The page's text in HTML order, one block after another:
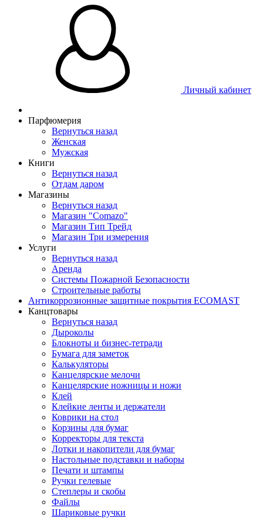
Личный кабинет
Парфюмерия
Вернуться назад
Женская
Мужская
Книги
Вернуться назад
Отдам даром
Магазины
Вернуться назад
Магазин "Comazo"
Магазин Тип Трейд
Магазин Три измерения
Услуги
Вернуться назад
Аренда
Системы Пожарной Безопасности
Строительные работы
Антикоррозионные защитные покрытия ECOMAST
Канцтовары
Вернуться назад
Дыроколы
Блокноты и бизнес-тетради
Бумага для заметок
Калькуляторы
Канцелярские мелочи
Канцелярские ножницы и ножи
Клей
Клейкие ленты и держатели
Коврики на стол
Корзины для бумаг
Корректоры для текста
Лотки и накопители для бумаг
Настольные подставки и наборы
Печати и штампы
Ручки гелевые
Степлеры и скобы
Файлы
Шариковые ручки